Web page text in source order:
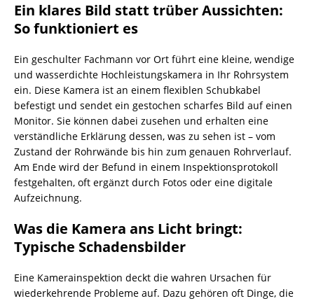
Ein klares Bild statt trüber Aussichten:
So funktioniert es
Ein geschulter Fachmann vor Ort führt eine kleine, wendige
und wasserdichte Hochleistungskamera in Ihr Rohrsystem
ein. Diese Kamera ist an einem flexiblen Schubkabel
befestigt und sendet ein gestochen scharfes Bild auf einen
Monitor. Sie können dabei zusehen und erhalten eine
verständliche Erklärung dessen, was zu sehen ist – vom
Zustand der Rohrwände bis hin zum genauen Rohrverlauf.
Am Ende wird der Befund in einem Inspektionsprotokoll
festgehalten, oft ergänzt durch Fotos oder eine digitale
Aufzeichnung.
Was die Kamera ans Licht bringt:
Typische Schadensbilder
Eine Kamerainspektion deckt die wahren Ursachen für
wiederkehrende Probleme auf. Dazu gehören oft Dinge, die